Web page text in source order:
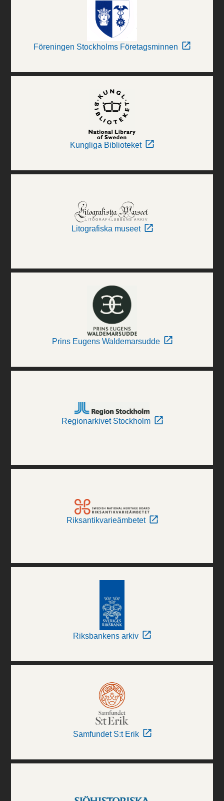
Föreningen Stockholms Företagsminnen
Kungliga Biblioteket
Litografiska museet
Prins Eugens Waldemarsudde
Regionarkivet Stockholm
Riksantikvarieämbetet
Riksbankens arkiv
Samfundet S:t Erik